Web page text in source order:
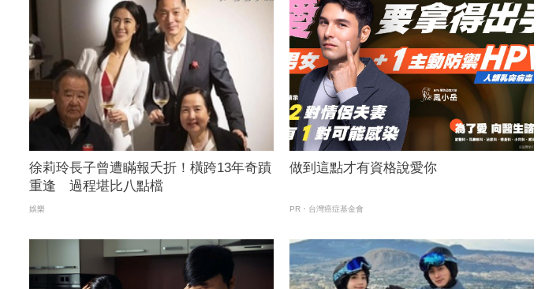
徐莉玲長子曾遭瞞報夭折！橫跨13年奇蹟
重逢 過程堪比八點檔
娛樂
做到這點才有資格說愛你
PR・台灣癌症基金會